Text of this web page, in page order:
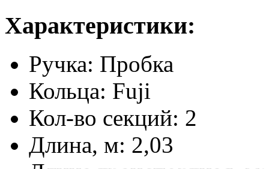
Характеристики:
Ручка: Пробка
Кольца: Fuji
Кол-во секций: 2
Длина, м: 2,03